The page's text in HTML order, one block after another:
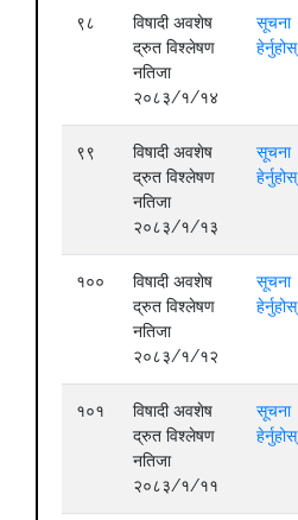
९८
विषादी अवशेष
द्रुत विश्लेषण
नतिजा
२०८३/१/१४
सूचना
हेर्नुहोस्
९९
विषादी अवशेष
द्रुत विश्लेषण
नतिजा
२०८३/१/१३
सूचना
हेर्नुहोस्
१००
विषादी अवशेष
द्रुत विश्लेषण
नतिजा
२०८३/१/१२
सूचना
हेर्नुहोस्
१०१
विषादी अवशेष
द्रुत विश्लेषण
नतिजा
२०८३/१/११
सूचना
हेर्नुहोस्